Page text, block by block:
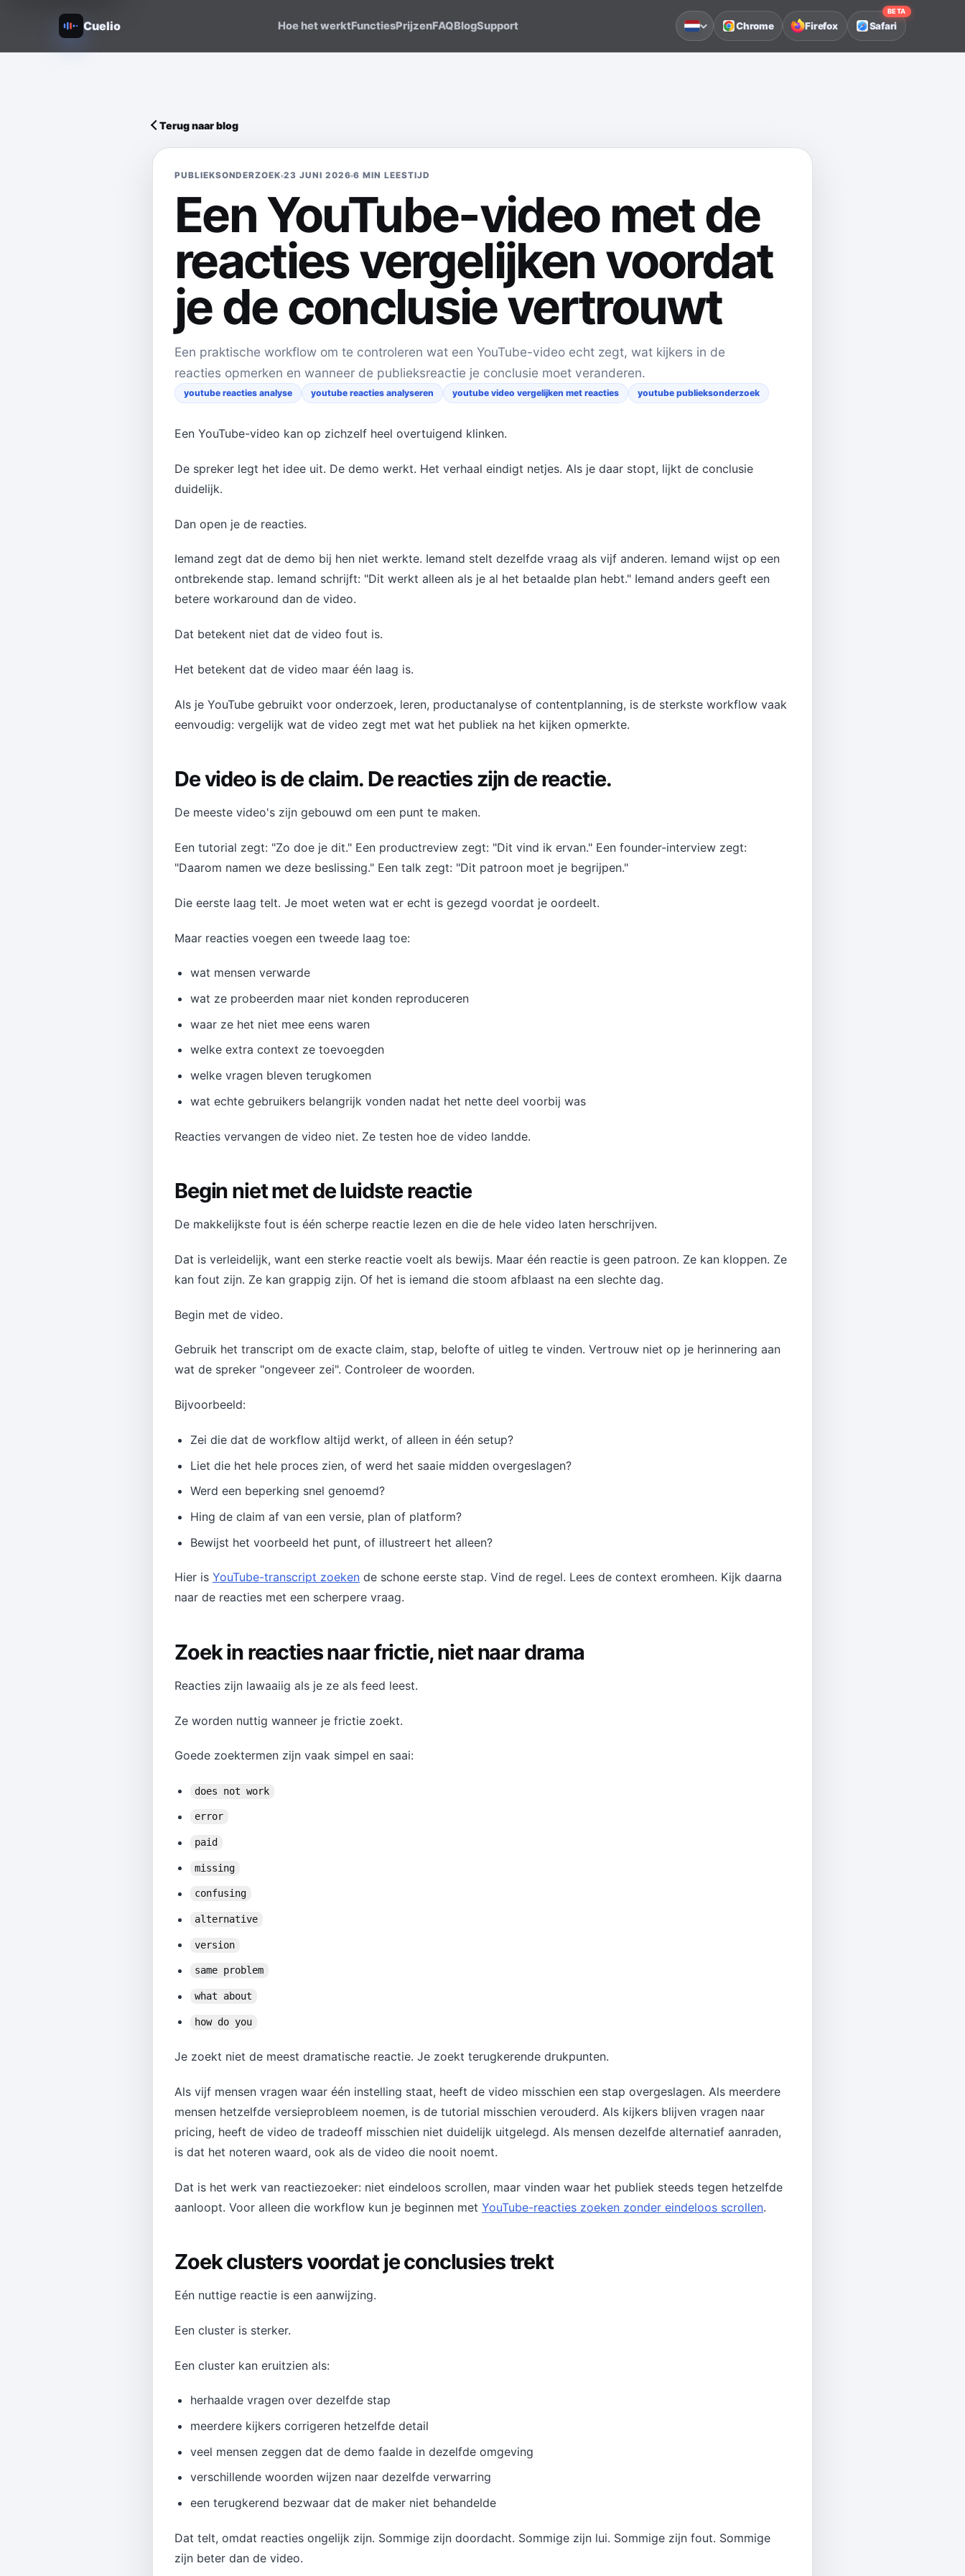
Cuelio Hoe het werktFunctiesPrijzenFAQBlogSupport Chrome Firefox
BETA
Safari
Terug naar blog
PUBLIEKSONDERZOEK 23 JUNI 2026 6 MIN LEESTIJD
Een YouTube-video met de
reacties vergelijken voordat
je de conclusie vertrouwt
Een praktische workflow om te controleren wat een YouTube-video echt zegt, wat kijkers in de
reacties opmerken en wanneer de publieksreactie je conclusie moet veranderen.
youtube reacties analyse youtube reacties analyseren youtube video vergelijken met reacties youtube publieksonderzoek
Een YouTube-video kan op zichzelf heel overtuigend klinken.
De spreker legt het idee uit. De demo werkt. Het verhaal eindigt netjes. Als je daar stopt, lijkt de conclusie
duidelijk.
Dan open je de reacties.
Iemand zegt dat de demo bij hen niet werkte. Iemand stelt dezelfde vraag als vijf anderen. Iemand wijst op een
ontbrekende stap. Iemand schrijft: "Dit werkt alleen als je al het betaalde plan hebt." Iemand anders geeft een
betere workaround dan de video.
Dat betekent niet dat de video fout is.
Het betekent dat de video maar één laag is.
Als je YouTube gebruikt voor onderzoek, leren, productanalyse of contentplanning, is de sterkste workflow vaak
eenvoudig: vergelijk wat de video zegt met wat het publiek na het kijken opmerkte.
De video is de claim. De reacties zijn de reactie.
De meeste video's zijn gebouwd om een punt te maken.
Een tutorial zegt: "Zo doe je dit." Een productreview zegt: "Dit vind ik ervan." Een founder-interview zegt:
"Daarom namen we deze beslissing." Een talk zegt: "Dit patroon moet je begrijpen."
Die eerste laag telt. Je moet weten wat er echt is gezegd voordat je oordeelt.
Maar reacties voegen een tweede laag toe:
wat mensen verwarde
wat ze probeerden maar niet konden reproduceren
waar ze het niet mee eens waren
welke extra context ze toevoegden
welke vragen bleven terugkomen
wat echte gebruikers belangrijk vonden nadat het nette deel voorbij was
Reacties vervangen de video niet. Ze testen hoe de video landde.
Begin niet met de luidste reactie
De makkelijkste fout is één scherpe reactie lezen en die de hele video laten herschrijven.
Dat is verleidelijk, want een sterke reactie voelt als bewijs. Maar één reactie is geen patroon. Ze kan kloppen. Ze
kan fout zijn. Ze kan grappig zijn. Of het is iemand die stoom afblaast na een slechte dag.
Begin met de video.
Gebruik het transcript om de exacte claim, stap, belofte of uitleg te vinden. Vertrouw niet op je herinnering aan
wat de spreker "ongeveer zei". Controleer de woorden.
Bijvoorbeeld:
Zei die dat de workflow altijd werkt, of alleen in één setup?
Liet die het hele proces zien, of werd het saaie midden overgeslagen?
Werd een beperking snel genoemd?
Hing de claim af van een versie, plan of platform?
Bewijst het voorbeeld het punt, of illustreert het alleen?
Hier is YouTube-transcript zoeken de schone eerste stap. Vind de regel. Lees de context eromheen. Kijk daarna
naar de reacties met een scherpere vraag.
Zoek in reacties naar frictie, niet naar drama
Reacties zijn lawaaiig als je ze als feed leest.
Ze worden nuttig wanneer je frictie zoekt.
Goede zoektermen zijn vaak simpel en saai:
does not work
error
paid
missing
confusing
alternative
version
same problem
what about
how do you
Je zoekt niet de meest dramatische reactie. Je zoekt terugkerende drukpunten.
Als vijf mensen vragen waar één instelling staat, heeft de video misschien een stap overgeslagen. Als meerdere
mensen hetzelfde versieprobleem noemen, is de tutorial misschien verouderd. Als kijkers blijven vragen naar
pricing, heeft de video de tradeoff misschien niet duidelijk uitgelegd. Als mensen dezelfde alternatief aanraden,
is dat het noteren waard, ook als de video die nooit noemt.
Dat is het werk van reactiezoeker: niet eindeloos scrollen, maar vinden waar het publiek steeds tegen hetzelfde
aanloopt. Voor alleen die workflow kun je beginnen met YouTube-reacties zoeken zonder eindeloos scrollen.
Zoek clusters voordat je conclusies trekt
Eén nuttige reactie is een aanwijzing.
Een cluster is sterker.
Een cluster kan eruitzien als:
herhaalde vragen over dezelfde stap
meerdere kijkers corrigeren hetzelfde detail
veel mensen zeggen dat de demo faalde in dezelfde omgeving
verschillende woorden wijzen naar dezelfde verwarring
een terugkerend bezwaar dat de maker niet behandelde
Dat telt, omdat reacties ongelijk zijn. Sommige zijn doordacht. Sommige zijn lui. Sommige zijn fout. Sommige
zijn beter dan de video.